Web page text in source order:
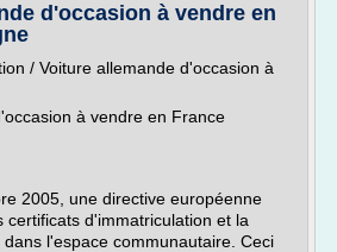
d'occasion à vendre en
/ Voiture allemande d'occasion à
à vendre en France
2005, une directive européenne
certificats d'immatriculation et la
l'espace communautaire. Ceci